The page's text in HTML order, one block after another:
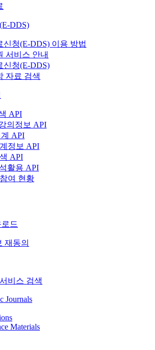
DDS)
신청(E-DDS) 이용 방법
서비스 안내
신청(E-DDS)
자료 검색
API
의정보 API
API
정보 API
API
활용 API
여 현황
드
재동의
비스 검색
Journals
Materials